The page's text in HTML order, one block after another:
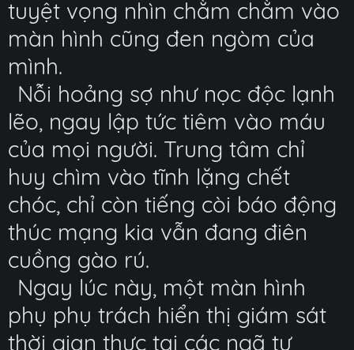
tuyệt vọng nhìn chằm chằm vào
màn hình cũng đen ngòm của
mình.
Nỗi hoảng sợ như nọc độc lạnh
lẽo, ngay lập tức tiêm vào máu
của mọi người. Trung tâm chỉ
huy chìm vào tĩnh lặng chết
chóc, chỉ còn tiếng còi báo động
thúc mạng kia vẫn đang điên
cuồng gào rú.
Ngay lúc này, một màn hình
phụ phụ trách hiển thị giám sát
thời gian thực tại các ngã tư